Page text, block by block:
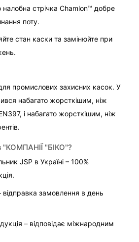
стрічка Chamlon™ добре
поту.
стан каски та замінюйте при
промислових захисних касок. У
набагато жорсткішим, ніж
і набагато жорсткішим, ніж
"КОМПАНІЇ "БІКО"?
JSP в Україні – 100%
замовлення в день
– відповідає міжнародним